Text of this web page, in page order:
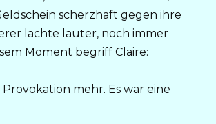
scherzhaft gegen ihre
lachte lauter, noch immer
Moment begriff Claire:
Provokation mehr. Es war eine